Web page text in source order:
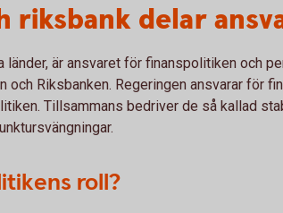
riksbank delar
länder, är ansvaret för finanspolitiken och
och Riksbanken. Regeringen ansvarar för
Tillsammans bedriver de så kallad
roll?